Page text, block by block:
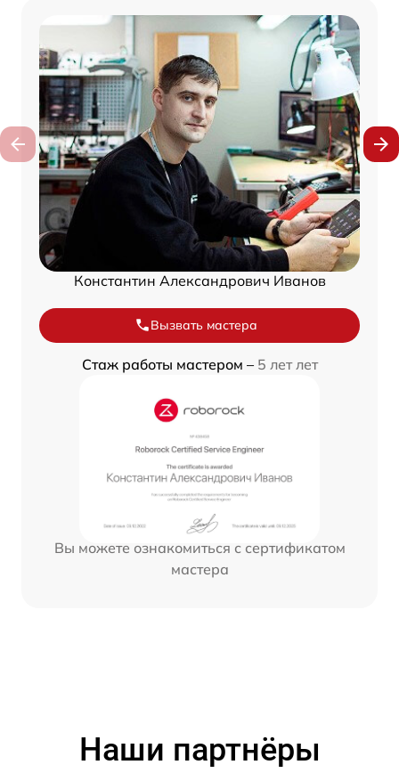
Константин Александрович Иванов
Вызвать мастера
Стаж работы мастером – 5 лет лет
Вы можете ознакомиться с сертификатом
мастера
Наши партнёры